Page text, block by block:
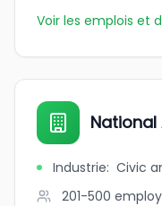
Voir les emplois et
Industrie: Civic
201-500